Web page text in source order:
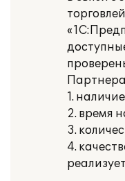
1.
2. время
3.
4.